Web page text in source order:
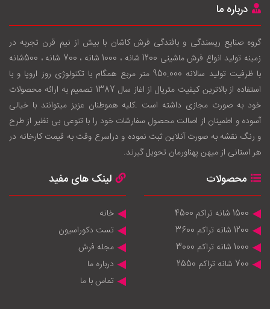
درباره ما
گروه صنایع ریسندگی و بافندگی فرش کاشان با بيش از نيم قرن تجربه در
زمينه توليد انواع فرش ماشینی 1200 شانه ، 1000 شانه ، 700 شانه ، 500شانه
با ظرفيت توليد سالانه 950.000 متر مربع همگام با تکنولوژی روز اروپا و با
استفاده از بالاترين کيفيت متريال از اغاز سال 1387 تصميم به ارائه محصولات
خود به صورت مجازی داشته است .کليه هموطنان عزيز ميتوانند با خيالی
آسوده و اطمينان از اصالت محصول سفارشات خود را با تنوعی بی نظير از طرح
و رنگ نقشه به صورت آنلاين ثبت نموده و دراسرع وقت به قيمت کارخانه در
هر استانی از ميهن پهناورمان تحويل گيرند.
محصولات
1500 شانه تراکم 4500
1200 شانه تراکم 3600
1000 شانه تراکم 3000
700 شانه تراکم 2550
لینک های مفید
خانه
تست دکوراسیون
مجله فرش
درباره ما
تماس با ما